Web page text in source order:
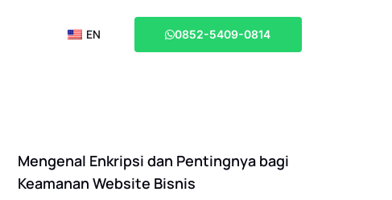
EN 0852-5409-0814
Mengenal Enkripsi dan Pentingnya bagi
Keamanan Website Bisnis